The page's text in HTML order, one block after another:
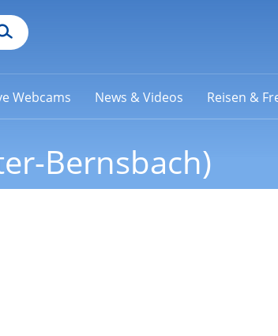
Webcams News & Videos Reisen &
Bernsbach)